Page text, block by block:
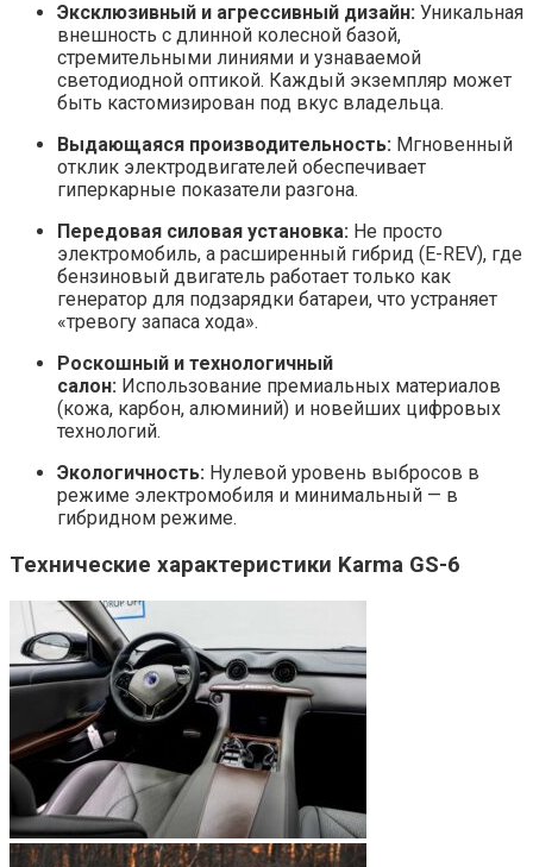
Эксклюзивный и агрессивный дизайн: Уникальная
внешность с длинной колесной базой,
стремительными линиями и узнаваемой
светодиодной оптикой. Каждый экземпляр может
быть кастомизирован под вкус владельца.
Выдающаяся производительность: Мгновенный
отклик электродвигателей обеспечивает
гиперкарные показатели разгона.
Передовая силовая установка: Не просто
электромобиль, а расширенный гибрид (E-REV), где
бензиновый двигатель работает только как
генератор для подзарядки батареи, что устраняет
«тревогу запаса хода».
Роскошный и технологичный
салон: Использование премиальных материалов
(кожа, карбон, алюминий) и новейших цифровых
технологий.
Экологичность: Нулевой уровень выбросов в
режиме электромобиля и минимальный — в
гибридном режиме.
Технические характеристики Karma GS-6